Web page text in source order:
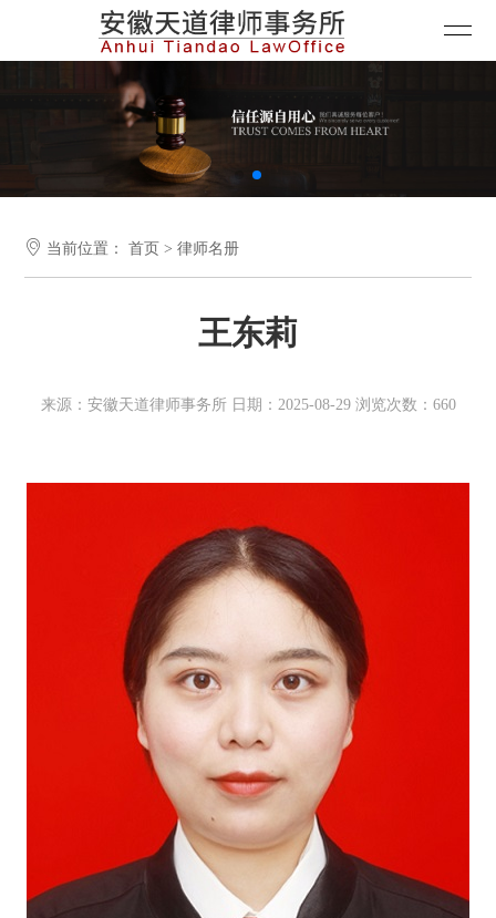
 当前位置：首页 >律师名册
王东莉
来源：安徽天道律师事务所 日期：2025-08-29 浏览次数：660